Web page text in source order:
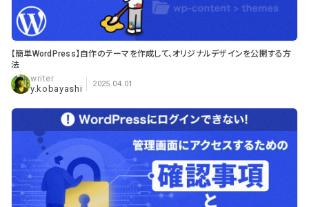
【簡単WordPress】自作のテーマを作成して、オリジナルデザインを公開する方
法
y.kobayashi 2025.04.01